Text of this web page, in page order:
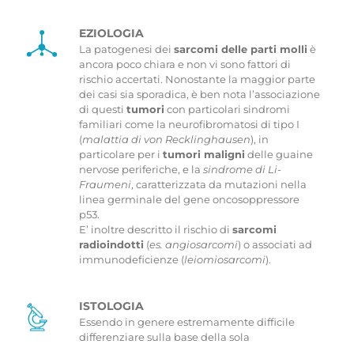
EZIOLOGIA
La patogenesi deisarcomi delle parti molli è
ancora poco chiara e non vi sono fattori di
rischio accertati. Nonostante la maggior parte
dei casi sia sporadica, è ben nota l’associazione
di questitumori con particolari sindromi
familiari come la neurofibromatosi di tipo I
(malattia di von Recklinghausen), in
particolare per itumori maligni delle guaine
nervose periferiche, e lasindrome di Li-
Fraumeni, caratterizzata da mutazioni nella
linea germinale del gene oncosoppressore
p53.
E’ inoltre descritto il rischio disarcomi
radioindotti (es. angiosarcomi) o associati ad
immunodeficienze (leiomiosarcomi).
ISTOLOGIA
Essendo in genere estremamente difficile
differenziare sulla base della sola